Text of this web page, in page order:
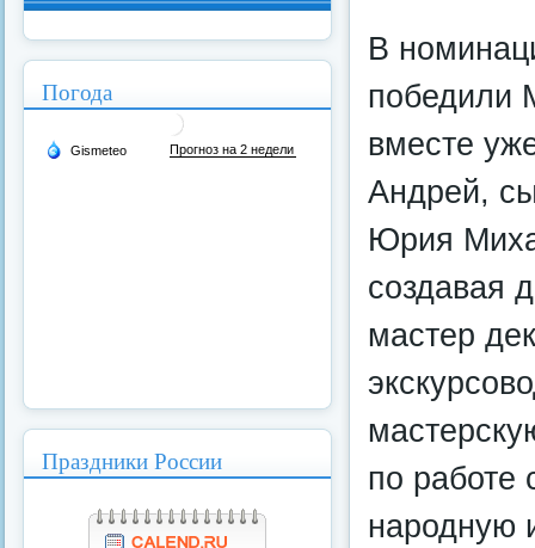
В
победили
вместе
Андрей,
Юрия
создавая
мастер
по работе
народную
Погода
Праздники России